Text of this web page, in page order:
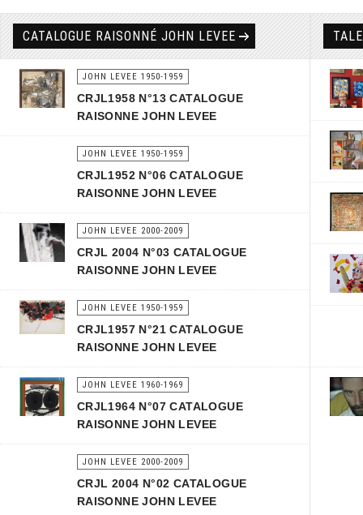
CATALOGUE RAISONNÉ JOHN LEVEE
JOHN LEVEE 1950-1959
CRJL1958 N°13 CATALOGUE
RAISONNE JOHN LEVEE
JOHN LEVEE 1950-1959
CRJL1952 N°06 CATALOGUE
RAISONNE JOHN LEVEE
JOHN LEVEE 2000-2009
CRJL 2004 N°03 CATALOGUE
RAISONNE JOHN LEVEE
JOHN LEVEE 1950-1959
CRJL1957 N°21 CATALOGUE
RAISONNE JOHN LEVEE
JOHN LEVEE 1960-1969
CRJL1964 N°07 CATALOGUE
RAISONNE JOHN LEVEE
JOHN LEVEE 2000-2009
CRJL 2004 N°02 CATALOGUE
RAISONNE JOHN LEVEE